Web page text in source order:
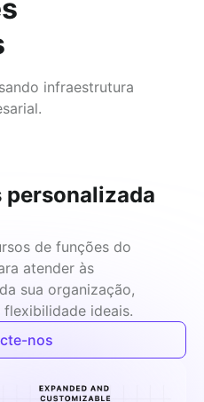
infraestrutura
personalizada
de funções do
atender às
sua organização,
ideais.
nos